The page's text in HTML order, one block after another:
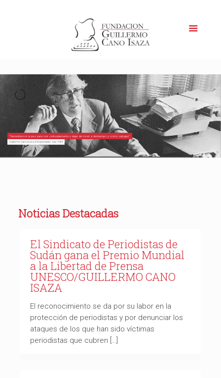
Guillermo Cano Isaza, El Espectador, sep.1984
“Necesitamos la paz para vivir civilizadamente y dejar de morir a destiempo y como salvajes”.
Noticias Destacadas
El Sindicato de Periodistas de
Sudán gana el Premio Mundial
a la Libertad de Prensa
UNESCO/GUILLERMO CANO
ISAZA
El reconocimiento se da por su labor en la
protección de periodistas y por denunciar los
ataques de los que han sido víctimas
periodistas que cubren […]